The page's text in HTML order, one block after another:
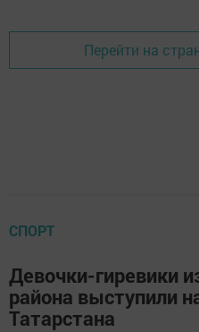
Перейти на
СПОРТ
Девочки-гиревики
района выступили
Татарстана